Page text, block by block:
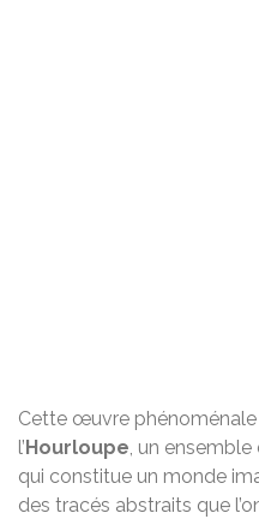
Cette œuvre
l’ Hourloupe, un
qui constitue un monde
des tracés abstraits que